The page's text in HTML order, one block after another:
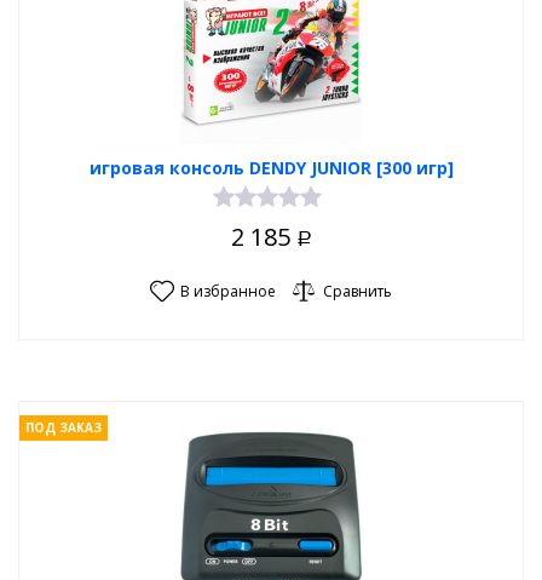
игровая консоль DENDY JUNIOR [300 игр]
2 185 Р
В избранное Сравнить
ПОД ЗАКАЗ